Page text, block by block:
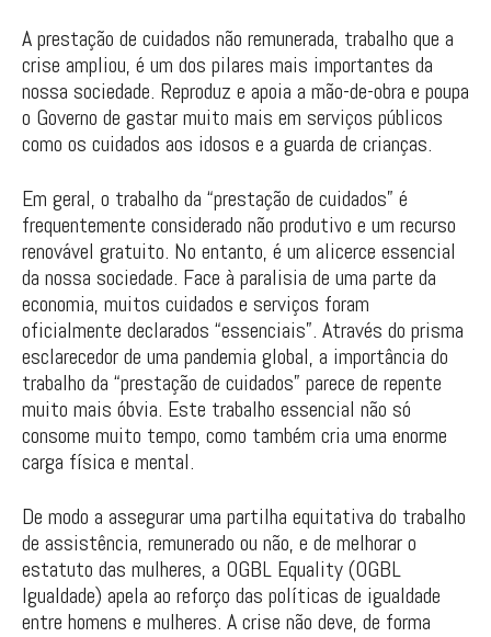
A prestação de cuidados não remunerada, trabalho que a
crise ampliou, é um dos pilares mais importantes da
nossa sociedade. Reproduz e apoia a mão-de-obra e poupa
o Governo de gastar muito mais em serviços públicos
como os cuidados aos idosos e a guarda de crianças.
Em geral, o trabalho da “prestação de cuidados” é
frequentemente considerado não produtivo e um recurso
renovável gratuito. No entanto, é um alicerce essencial
da nossa sociedade. Face à paralisia de uma parte da
economia, muitos cuidados e serviços foram
oficialmente declarados “essenciais”. Através do prisma
esclarecedor de uma pandemia global, a importância do
trabalho da “prestação de cuidados” parece de repente
muito mais óbvia. Este trabalho essencial não só
consome muito tempo, como também cria uma enorme
carga física e mental.
De modo a assegurar uma partilha equitativa do trabalho
de assistência, remunerado ou não, e de melhorar o
estatuto das mulheres, a OGBL Equality (OGBL
Igualdade) apela ao reforço das políticas de igualdade
entre homens e mulheres. A crise não deve, de forma